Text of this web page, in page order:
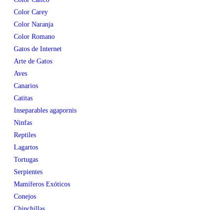
Color Carey
Color Naranja
Color Romano
Gatos de Internet
Arte de Gatos
Aves
Canarios
Catitas
Inseparables agapornis
Ninfas
Reptiles
Lagartos
Tortugas
Serpientes
Mamíferos Exóticos
Conejos